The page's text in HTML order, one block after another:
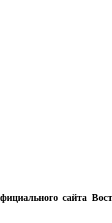
сайта